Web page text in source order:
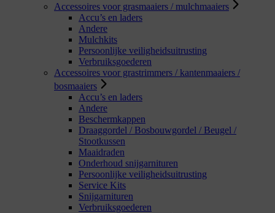
Accessoires voor grasmaaiers / mulchmaaiers
Accu’s en laders
Andere
Mulchkits
Persoonlijke veiligheidsuitrusting
Verbruiksgoederen
Accessoires voor grastrimmers / kantenmaaiers /
bosmaaiers
Accu’s en laders
Andere
Beschermkappen
Draaggordel / Bosbouwgordel / Beugel /
Stootkussen
Maaidraden
Onderhoud snijgarnituren
Persoonlijke veiligheidsuitrusting
Service Kits
Snijgarnituren
Verbruiksgoederen